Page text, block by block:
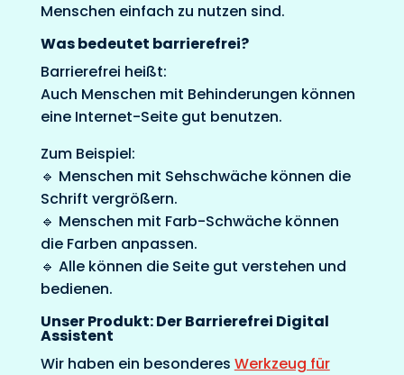
Menschen einfach zu nutzen sind.
Was bedeutet barrierefrei?
Barrierefrei heißt:
Auch Menschen mit Behinderungen können
eine Internet-Seite gut benutzen.
Zum Beispiel:
🔹 Menschen mit Sehschwäche können die
Schrift vergrößern.
🔹 Menschen mit Farb-Schwäche können
die Farben anpassen.
🔹 Alle können die Seite gut verstehen und
bedienen.
Unser Produkt: Der Barrierefrei Digital
Assistent
Wir haben ein besonderes Werkzeug für